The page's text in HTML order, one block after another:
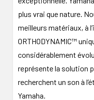
plus vrai que nature.
meilleurs matériaux, à
ORTHODYNAMIC™
considérablement
représente la solution
recherchent un son à
Yamaha.